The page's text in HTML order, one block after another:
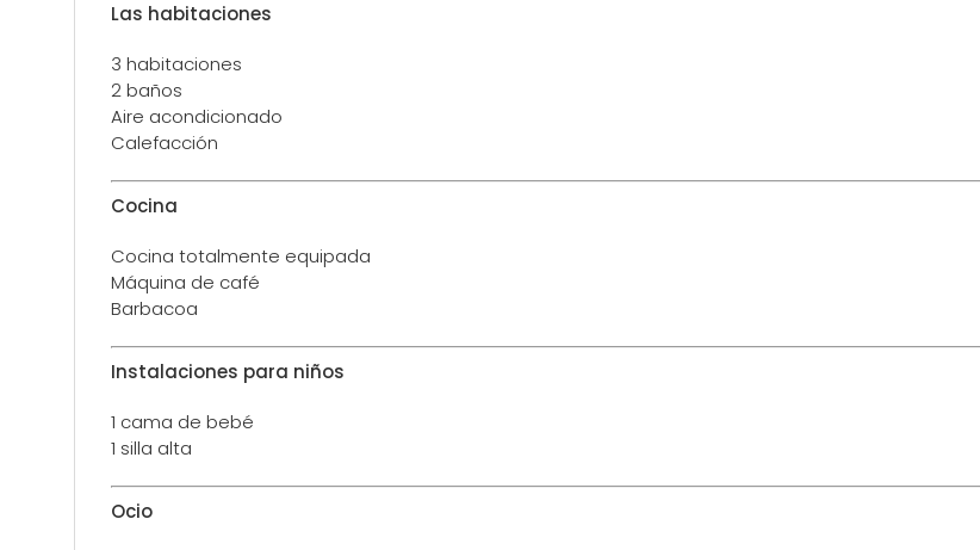
Las habitaciones
3 habitaciones
2 baños
Aire acondicionado
Calefacción
Cocina
Cocina totalmente equipada
Máquina de café
Barbacoa
Instalaciones para niños
1 cama de bebé
1 silla alta
Ocio